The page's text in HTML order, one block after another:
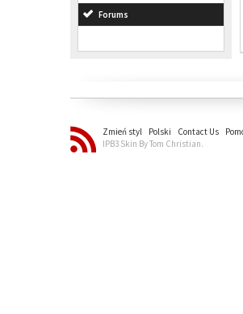
Forums
Zmień styl Polski Contact Us
IPB3 Skin By Tom Christian.